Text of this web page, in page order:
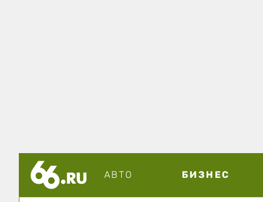
АВТО БИЗНЕС